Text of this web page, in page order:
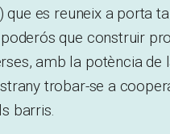
es reuneix a porta
que construir
amb la potència de
trobar-se a
barris.